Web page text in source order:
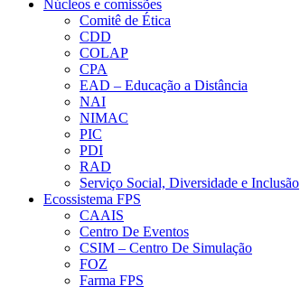
Núcleos e comissões
Comitê de Ética
CDD
COLAP
CPA
EAD – Educação a Distância
NAI
NIMAC
PIC
PDI
RAD
Serviço Social, Diversidade e Inclusão
Ecossistema FPS
CAAIS
Centro De Eventos
CSIM – Centro De Simulação
FOZ
Farma FPS